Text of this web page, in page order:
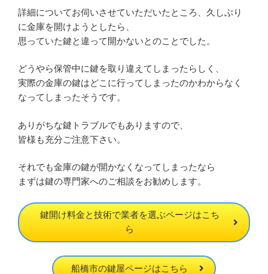
詳細についてお伺いさせていただいたところ、久しぶり
に金庫を開けようとしたら、
思っていた鍵と違って開かないとのことでした。
どうやら保管中に鍵を取り違えてしまったらしく、
実際の金庫の鍵はどこに行ってしまったのかわからなく
なってしまったそうです。
ありがちな鍵トラブルでもありますので、
皆様も充分ご注意下さい。
それでも金庫の鍵が開かなくなってしまったなら
まずは鍵の専門家へのご相談をお勧めします。
鍵開け料金と技術で業者を選ぶページはこち
ら
船橋市の鍵屋ページはこちら